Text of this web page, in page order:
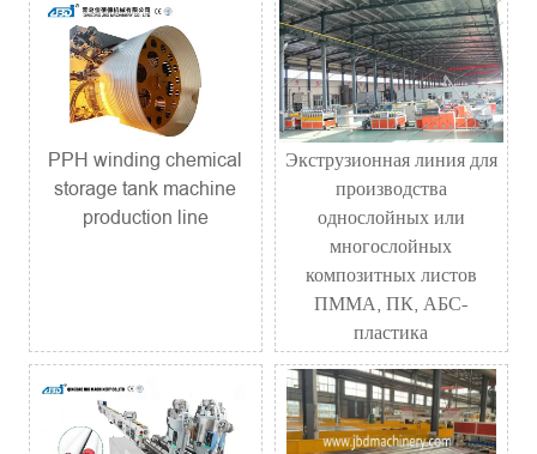
PPH winding chemical
storage tank machine
production line
Экструзионная линия для
производства
однослойных или
многослойных
композитных листов
ПММА, ПК, АБС-
пластика